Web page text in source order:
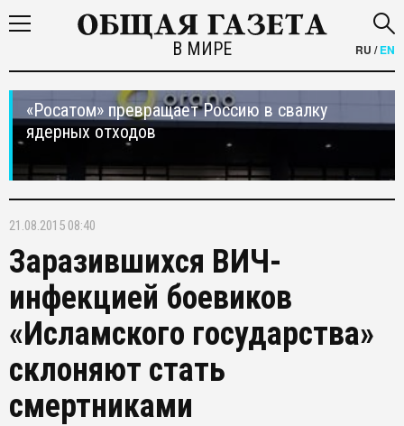
В МИРЕ RU /EN
«Росатом» превращает Россию в свалку
ядерных отходов
21.08.2015 08:40
Заразившихся ВИЧ-
инфекцией боевиков
«Исламского государства»
склоняют стать
смертниками